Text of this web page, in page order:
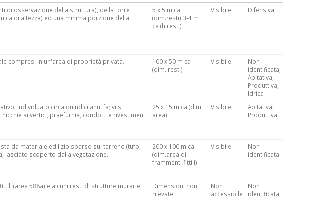
di osservazione della struttura), della torre
ca di altezza) ed una minima porzione della
5 x 5 m ca
(dim.resti) 3-4 m
ca (h resti)
Visibile Difensiva
compresi in un'area di proprietà privata.
100 x 50 m ca
(dim. resti)
Visibile
Non
identificata,
Abitativa,
Produttiva,
Idrica
individuato circa quindici anni fa; vi si
ai vertici, praefurnia, condotti e rivestimenti
25 x 15 m ca (dim.
area)
Visibile
Abitativa,
Produttiva
da materiale edilizio sparso sul terreno (tufo,
lasciato scoperto dalla vegetazione.
200 x 100 m ca
(dim.area di
frammenti fittili)
Visibile
Non
identificata
(area 588a) e alcuni resti di strutture murarie,
Dimensioni non
rilevate
Non
accessibile
Non
identificata